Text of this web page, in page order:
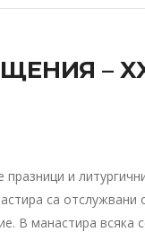
–
и
са
В манастира всяка